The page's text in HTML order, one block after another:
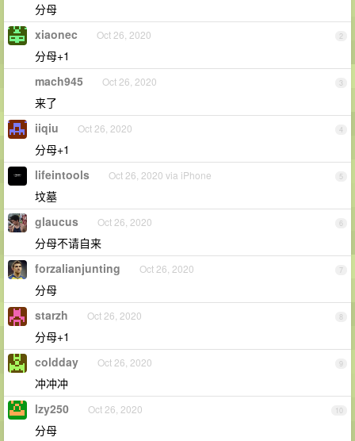
分母
2
xiaonec Oct 26, 2020
分母+1
3
mach945 Oct 26, 2020
来了
4
iiqiu Oct 26, 2020
分母+1
5
lifeintools Oct 26, 2020 via iPhone
坟墓
6
glaucus Oct 26, 2020
分母不请自来
7
forzalianjunting Oct 26, 2020
分母
8
starzh Oct 26, 2020
分母+1
9
coldday Oct 26, 2020
冲冲冲
10
lzy250 Oct 26, 2020
分母